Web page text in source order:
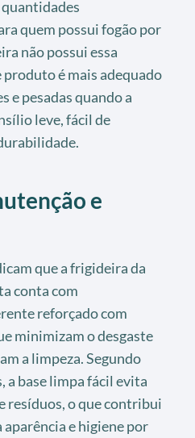
quem possui fogão por
não possui essa
é mais adequado
e pesadas quando a
leve, fácil de
e
que a frigideira da
conta com
reforçado com
minimizam o desgaste
a limpeza. Segundo
a base limpa fácil evita
resíduos, o que contribui
aparência e higiene por